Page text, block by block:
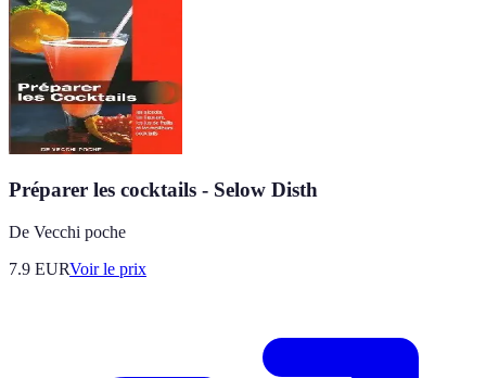
Préparer les cocktails - Selow Disth
De Vecchi poche
7.9 EURVoir le prix